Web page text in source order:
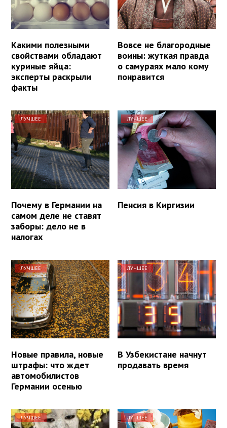
Какими полезными
свойствами обладают
куриные яйца:
эксперты раскрыли
факты
Вовсе не благородные
воины: жуткая правда
о самураях мало кому
понравится
ЛУЧШЕЕ
Почему в Германии на
самом деле не ставят
заборы: дело не в
налогах
ЛУЧШЕЕ
Пенсия в Киргизии
ЛУЧШЕЕ
Новые правила, новые
штрафы: что ждет
автомобилистов
Германии осенью
ЛУЧШЕЕ
В Узбекистане начнут
продавать время
ЛУЧШЕЕ ЛУЧШЕЕ